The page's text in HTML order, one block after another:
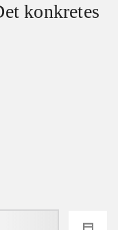
konkretes